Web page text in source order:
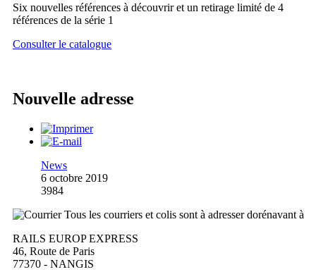
Six nouvelles références à découvrir et un retirage limité de 4
références de la série 1
Consulter le catalogue
Nouvelle adresse
News
6 octobre 2019
3984
Tous les courriers et colis sont à adresser dorénavant à
RAILS EUROP EXPRESS
46, Route de Paris
77370 - NANGIS